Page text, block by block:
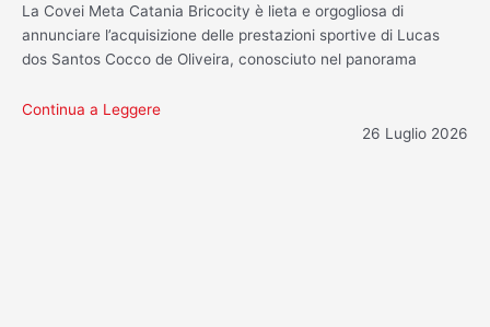
La Covei Meta Catania Bricocity è lieta e orgogliosa di
annunciare l’acquisizione delle prestazioni sportive di Lucas
dos Santos Cocco de Oliveira, conosciuto nel panorama
Continua a Leggere
26 Luglio 2026